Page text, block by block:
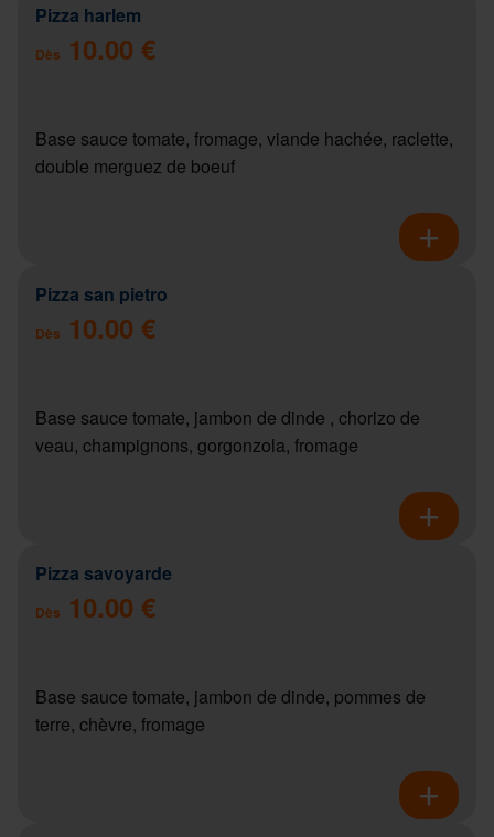
Pizza harlem
Dès 10.00 €
Base sauce tomate, fromage, viande hachée, raclette,
double merguez de boeuf
Pizza san pietro
Dès 10.00 €
Base sauce tomate, jambon de dinde , chorizo de
veau, champignons, gorgonzola, fromage
Pizza savoyarde
Dès 10.00 €
Base sauce tomate, jambon de dinde, pommes de
terre, chèvre, fromage